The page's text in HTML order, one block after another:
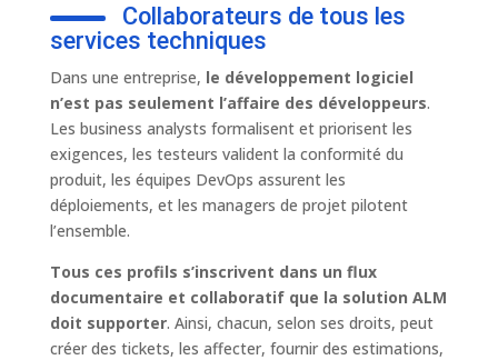
Collaborateurs de tous les
services techniques
Dans une entreprise, le développement logiciel
n’est pas seulement l’affaire des développeurs.
Les business analysts formalisent et priorisent les
exigences, les testeurs valident la conformité du
produit, les équipes DevOps assurent les
déploiements, et les managers de projet pilotent
l’ensemble.
Tous ces profils s’inscrivent dans un flux
documentaire et collaboratif que la solution ALM
doit supporter. Ainsi, chacun, selon ses droits, peut
créer des tickets, les affecter, fournir des estimations,